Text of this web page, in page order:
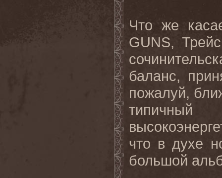
Что же
GUNS,
баланс,
пожалуй,
что в духе
большой